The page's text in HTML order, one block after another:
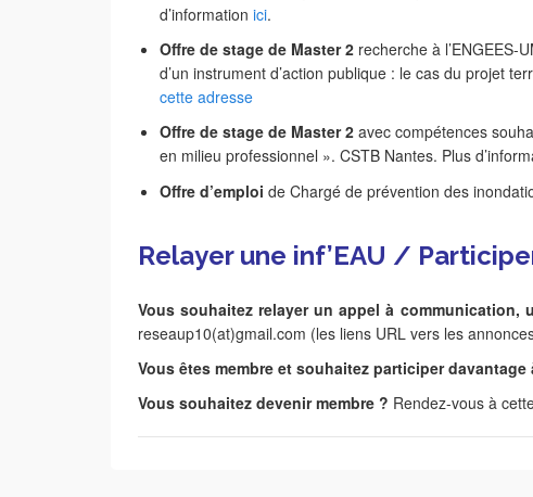
d’information ici.
Offre de stage de Master 2 recherche à l’ENGEES-
d’un instrument d’action publique : le cas du projet
cette adresse
Offre de stage de Master 2 avec compétences
en milieu professionnel ». CSTB Nantes. Plus
Offre d’emploi de Chargé de prévention des
Relayer une inf’EAU /
Vous souhaitez relayer un appel à
reseaup10(at)gmail.com (les liens URL vers les
Vous êtes membre et souhaitez participer
Vous souhaitez devenir membre ? Rendez-vous à